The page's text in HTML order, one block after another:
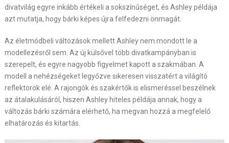
divatvilág egyre inkább értékeli a sokszínűséget, és Ashley példája
azt mutatja, hogy bárki képes újra felfedezni önmagát.
Az életmódbeli változások mellett Ashley nem mondott le a
modellezésről sem. Az új külsővel több divatkampányban is
szerepelt, és egyre nagyobb figyelmet kapott a szakmában. A
modell a nehézségeket legyőzve sikeresen visszatért a világító
reflektorok elé. A rajongók és szakértők is elismeréssel beszélnek
az átalakulásáról, hiszen Ashley hiteles példája annak, hogy a
változás bárki számára elérhető, ha megvan hozzá a megfelelő
elhatározás és kitartás.